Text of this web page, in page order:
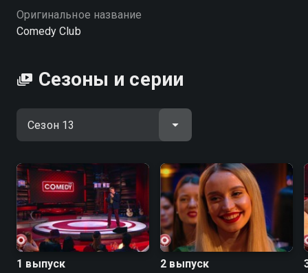
Посмотреть онлайн 13 сезон сериала Comedy Club
Оригинальное название
Comedy Club
Сезоны и серии
1 выпуск 2 выпуск